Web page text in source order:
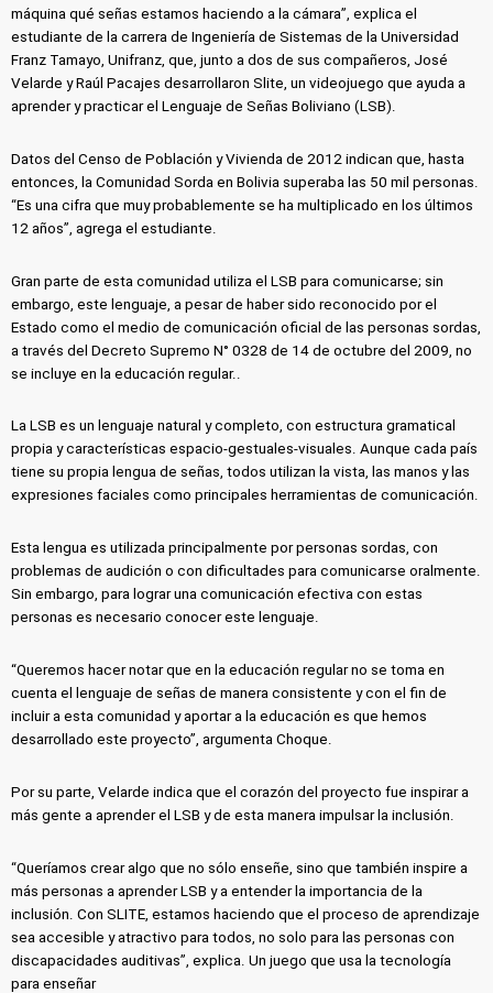
máquina qué señas estamos haciendo a la cámara”, explica el
estudiante de la carrera de Ingeniería de Sistemas de la Universidad
Franz Tamayo, Unifranz, que, junto a dos de sus compañeros, José
Velarde y Raúl Pacajes desarrollaron Slite, un videojuego que ayuda a
aprender y practicar el Lenguaje de Señas Boliviano (LSB).
Datos del Censo de Población y Vivienda de 2012 indican que, hasta
entonces, la Comunidad Sorda en Bolivia superaba las 50 mil personas.
“Es una cifra que muy probablemente se ha multiplicado en los últimos
12 años”, agrega el estudiante.
Gran parte de esta comunidad utiliza el LSB para comunicarse; sin
embargo, este lenguaje, a pesar de haber sido reconocido por el
Estado como el medio de comunicación oficial de las personas sordas,
a través del Decreto Supremo N° 0328 de 14 de octubre del 2009, no
se incluye en la educación regular..
La LSB es un lenguaje natural y completo, con estructura gramatical
propia y características espacio-gestuales-visuales. Aunque cada país
tiene su propia lengua de señas, todos utilizan la vista, las manos y las
expresiones faciales como principales herramientas de comunicación.
Esta lengua es utilizada principalmente por personas sordas, con
problemas de audición o con dificultades para comunicarse oralmente.
Sin embargo, para lograr una comunicación efectiva con estas
personas es necesario conocer este lenguaje.
“Queremos hacer notar que en la educación regular no se toma en
cuenta el lenguaje de señas de manera consistente y con el fin de
incluir a esta comunidad y aportar a la educación es que hemos
desarrollado este proyecto”, argumenta Choque.
Por su parte, Velarde indica que el corazón del proyecto fue inspirar a
más gente a aprender el LSB y de esta manera impulsar la inclusión.
“Queríamos crear algo que no sólo enseñe, sino que también inspire a
más personas a aprender LSB y a entender la importancia de la
inclusión. Con SLITE, estamos haciendo que el proceso de aprendizaje
sea accesible y atractivo para todos, no solo para las personas con
discapacidades auditivas”, explica. Un juego que usa la tecnología
para enseñar